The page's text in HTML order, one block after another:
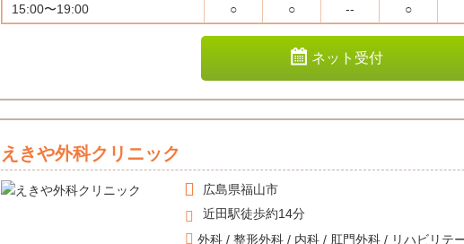
15:00〜19:00
○ ○ -- ○
ネット受付
えきや外科クリニック
広島県福山市
近田駅徒歩約14分
外科 / 整形外科 / 内科 / 肛門外科 / リハビリテ